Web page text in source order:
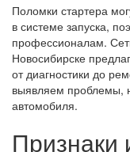
Поломки стартера
в системе запуска,
профессионалам.
Новосибирске
от диагностики до
выявляем проблемы,
автомобиля.
Признаки